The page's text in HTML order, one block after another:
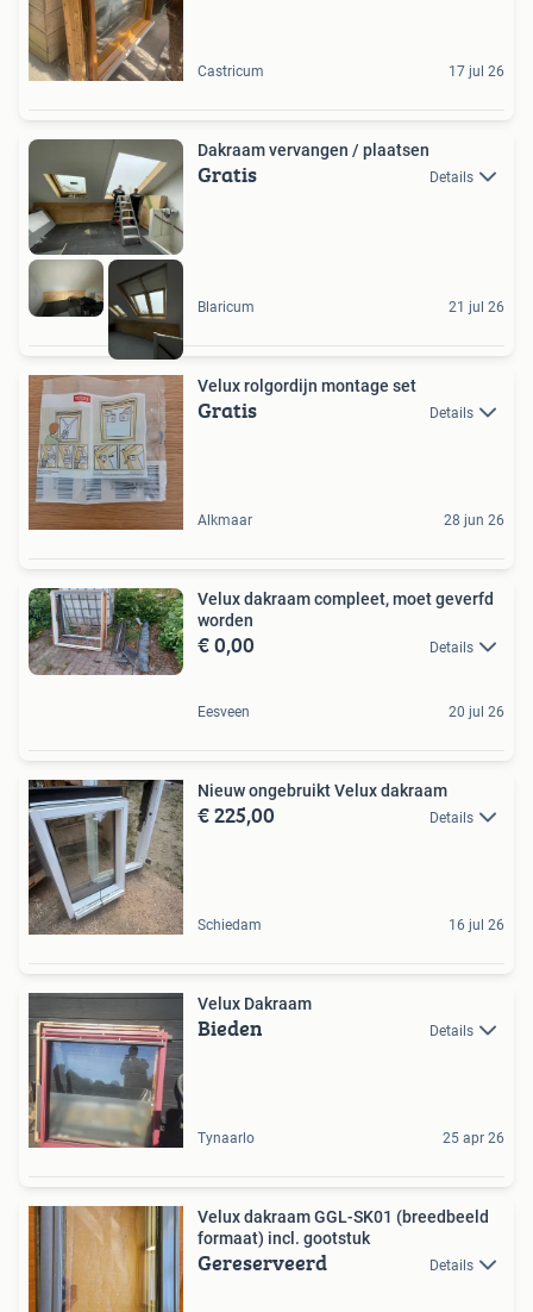
Castricum 17 jul 26
Dakraam vervangen / plaatsen
Gratis Details
Blaricum 21 jul 26
Velux rolgordijn montage set
Gratis Details
Alkmaar 28 jun 26
Velux dakraam compleet, moet geverfd
worden
€ 0,00 Details
Eesveen 20 jul 26
Nieuw ongebruikt Velux dakraam
€ 225,00 Details
Schiedam 16 jul 26
Velux Dakraam
Bieden Details
Tynaarlo 25 apr 26
Velux dakraam GGL-SK01 (breedbeeld
formaat) incl. gootstuk
Gereserveerd Details